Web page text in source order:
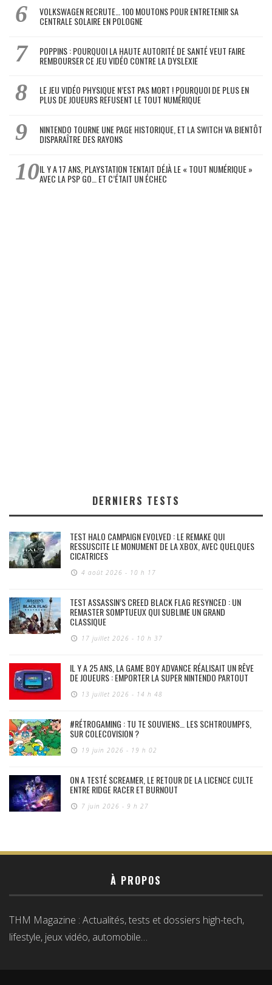
VOLKSWAGEN RECRUTE… 100 MOUTONS POUR ENTRETENIR SA
CENTRALE SOLAIRE EN POLOGNE
POPPINS : POURQUOI LA HAUTE AUTORITÉ DE SANTÉ VEUT FAIRE
REMBOURSER CE JEU VIDÉO CONTRE LA DYSLEXIE
LE JEU VIDÉO PHYSIQUE N’EST PAS MORT ! POURQUOI DE PLUS EN
PLUS DE JOUEURS REFUSENT LE TOUT NUMÉRIQUE
NINTENDO TOURNE UNE PAGE HISTORIQUE, ET LA SWITCH VA BIENTÔT
DISPARAÎTRE DES RAYONS
IL Y A 17 ANS, PLAYSTATION TENTAIT DÉJÀ LE « TOUT NUMÉRIQUE »
AVEC LA PSP GO… ET C’ÉTAIT UN ÉCHEC
DERNIERS TESTS
TEST HALO CAMPAIGN EVOLVED : LE REMAKE QUI
RESSUSCITE LE MONUMENT DE LA XBOX, AVEC QUELQUES
CICATRICES
4 août 2026 - 10 h 17
TEST ASSASSIN’S CREED BLACK FLAG RESYNCED : UN
REMASTER SOMPTUEUX QUI SUBLIME UN GRAND
CLASSIQUE
17 juillet 2026 - 10 h 37
IL Y A 25 ANS, LA GAME BOY ADVANCE RÉALISAIT UN RÊVE
DE JOUEURS : EMPORTER LA SUPER NINTENDO PARTOUT
13 juillet 2026 - 14 h 48
#RÉTROGAMING : TU TE SOUVIENS… LES SCHTROUMPFS,
SUR COLECOVISION ?
19 juin 2026 - 19 h 02
ON A TESTÉ SCREAMER, LE RETOUR DE LA LICENCE CULTE
ENTRE RIDGE RACER ET BURNOUT
7 juin 2026 - 9 h 27
À PROPOS
THM Magazine : Actualités, tests et dossiers high-tech,
lifestyle, jeux vidéo, automobile…